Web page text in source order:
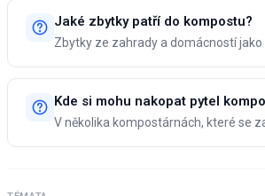
Jaké zbytky patří do kompostu?
Zbytky ze zahrady a domácností
Kde si mohu nakopat pytel
V několika kompostárnách, které se